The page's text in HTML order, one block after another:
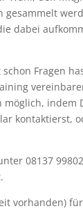
gesammelt
dabei
Fragen
möglich, indem
kontaktierst,
08137
vorhanden)